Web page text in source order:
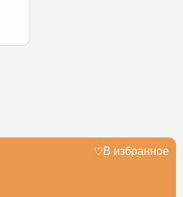
В избранное